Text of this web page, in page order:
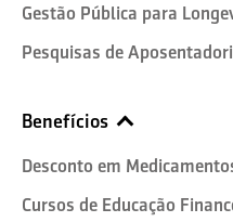
Gestão Pública para
Pesquisas de
Benefícios
Desconto em
Cursos de Educação